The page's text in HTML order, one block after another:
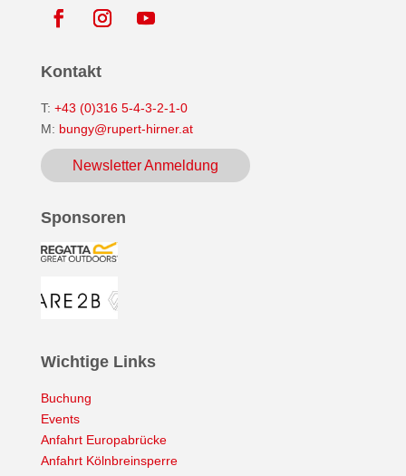
Kontakt
T: +43 (0)316 5-4-3-2-1-0
M: bungy@rupert-hirner.at
Newsletter Anmeldung
Sponsoren
Wichtige Links
Buchung
Events
Anfahrt Europabrücke
Anfahrt Kölnbreinsperre